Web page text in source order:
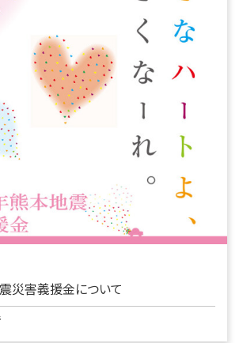
災害義援金について